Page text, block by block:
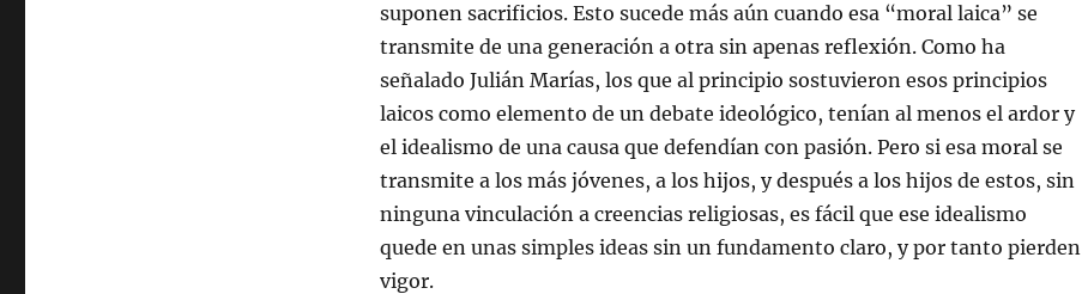
suponen sacrificios. Esto sucede más aún cuando esa “moral laica” se
transmite de una generación a otra sin apenas reflexión. Como ha
señalado Julián Marías, los que al principio sostuvieron esos principios
laicos como elemento de un debate ideológico, tenían al menos el ardor y
el idealismo de una causa que defendían con pasión. Pero si esa moral se
transmite a los más jóvenes, a los hijos, y después a los hijos de estos, sin
ninguna vinculación a creencias religiosas, es fácil que ese idealismo
quede en unas simples ideas sin un fundamento claro, y por tanto pierden
vigor.